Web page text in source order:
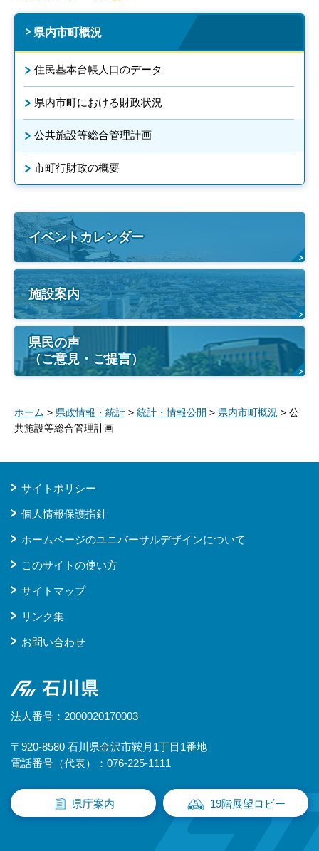
県内市町概況
住民基本台帳人口のデータ
県内市町における財政状況
公共施設等総合管理計画
市町行財政の概要
イベントカレンダー
施設案内
県民の声
（ご意見・ご提言）
ホーム > 県政情報・統計 > 統計・情報公開 > 県内市町概況 > 公
共施設等総合管理計画
サイトポリシー
個人情報保護指針
ホームページのユニバーサルデザインについて
このサイトの使い方
サイトマップ
リンク集
お問い合わせ
石川県
法人番号：2000020170003
〒920-8580 石川県金沢市鞍月1丁目1番地
電話番号（代表）：076-225-1111
県庁案内 19階展望ロビー